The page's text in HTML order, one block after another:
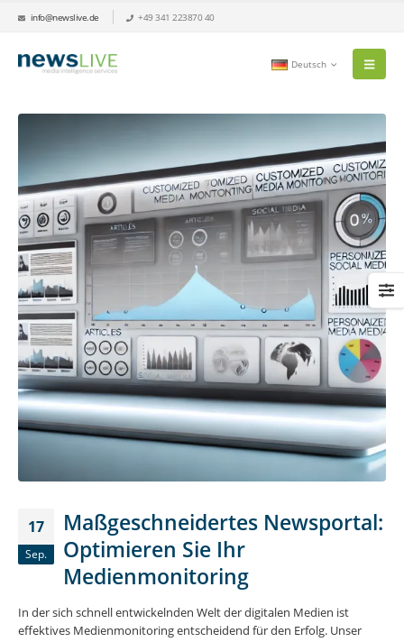
info@newslive.de +49 341 223870 40
Deutsch
17
Sep.
Maßgeschneidertes Newsportal:
Optimieren Sie Ihr
Medienmonitoring
In der sich schnell entwickelnden Welt der digitalen Medien ist
effektives Medienmonitoring entscheidend für den Erfolg. Unser